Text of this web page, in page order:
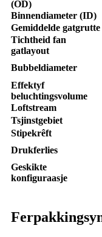
(OD)
Binnendiameter (ID)
Gemiddelde gatgrutte
Tichtheid fan
gatlayout
Bubbeldiameter
Effektyf
beluchtingsvolume
Loftstream
Tsjinstgebiet
Stipekrêft
Drukferlies
Geskikte
konfiguraasje